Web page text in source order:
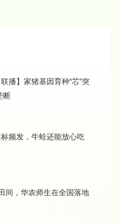
播】家猪基因育种“芯”突
断
标频发，牛蛙还能放心吃
间，华农师生在全国落地